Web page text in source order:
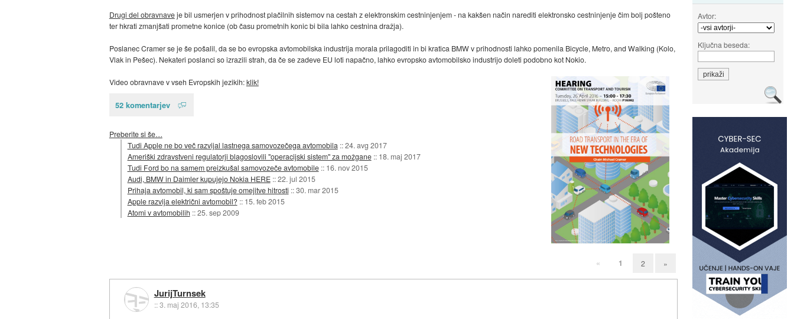
Avtor:
Ključna beseda:
Drugi del obravnaveje bil usmerjen v prihodnost plačilnih sistemov na cestah z elektronskim cestninjenjem - na kakšen način narediti elektronsko cestninjenje čim bolj pošteno
ter hkrati zmanjšati prometne konice (ob času prometnih konic bi bila lahko cestnina dražja).
Poslanec Cramer se je še pošalil, da se bo evropska avtomobilska industrija morala prilagoditi in bi kratica BMW v prihodnosti lahko pomenila Bicycle, Metro, and Walking (Kolo,
Vlak in Pešec). Nekateri poslanci so izrazili strah, da če se zadeve EU loti napačno, lahko evropsko avtomobilsko industrijo doleti podobno kot Nokio.
Video obravnave v vseh Evropskih jezikih:klik!
52 komentarjev
Preberite si še…
Tudi Apple ne bo več razvijal lastnega samovozečega avtomobila ::24. avg 2017
Ameriški zdravstveni regulatorji blagoslovili "operacijski sistem" za možgane :: 18. maj 2017
Tudi Ford bo na samem preizkušal samovozeče avtomobile :: 16. nov 2015
Audi, BMW in Daimler kupujejo Nokia HERE ::22. jul 2015
Prihaja avtomobil, ki sam spoštuje omejitve hitrosti ::30. mar 2015
Apple razvija električni avtomobil? :: 15. feb 2015
Atomi v avtomobilih ::25. sep 2009
« 1 2 »
JurijTurnsek
::3. maj 2016, 13:35